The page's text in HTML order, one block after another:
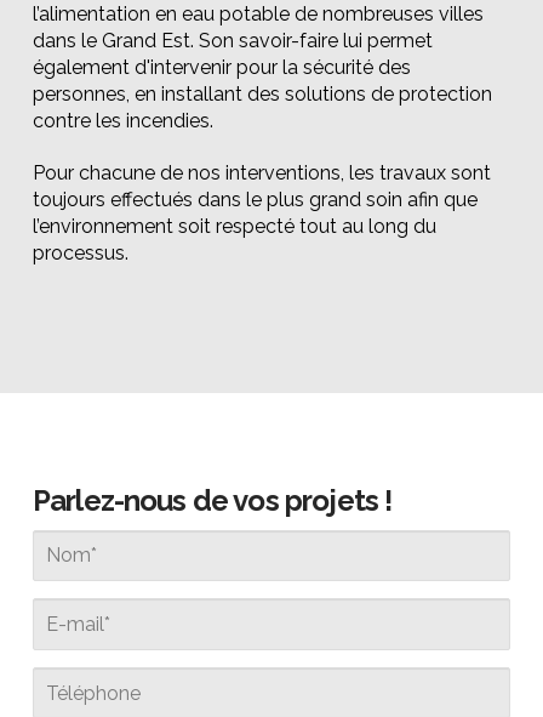
l’alimentation en eau potable de nombreuses villes
dans le Grand Est. Son savoir-faire lui permet
également d'intervenir pour la sécurité des
personnes, en installant des solutions de protection
contre les incendies.
Pour chacune de nos interventions, les travaux sont
toujours effectués dans le plus grand soin afin que
l’environnement soit respecté tout au long du
processus.
Parlez-nous de vos projets !